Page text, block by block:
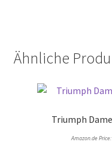
Ähnliche
Triumph
Amazon.de Price: